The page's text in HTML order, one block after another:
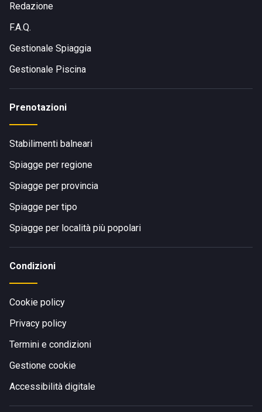
Redazione
F.A.Q.
Gestionale Spiaggia
Gestionale Piscina
Prenotazioni
Stabilimenti balneari
Spiagge per regione
Spiagge per provincia
Spiagge per tipo
Spiagge per località più popolari
Condizioni
Cookie policy
Privacy policy
Termini e condizioni
Gestione cookie
Accessibilità digitale